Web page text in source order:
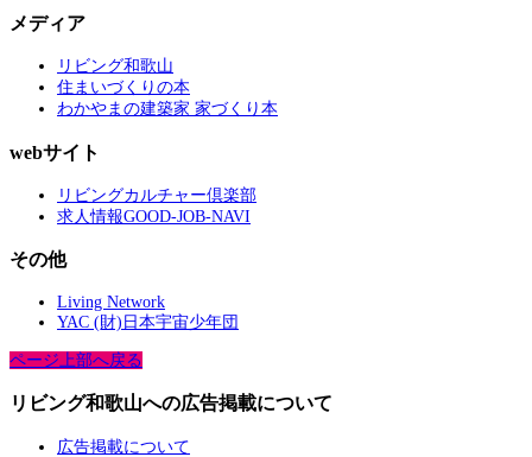
メディア
リビング和歌山
住まいづくりの本
わかやまの建築家 家づくり本
webサイト
リビングカルチャー倶楽部
求人情報GOOD-JOB-NAVI
その他
Living Network
YAC (財)日本宇宙少年団
ページ上部へ戻る
リビング和歌山への広告掲載について
広告掲載について